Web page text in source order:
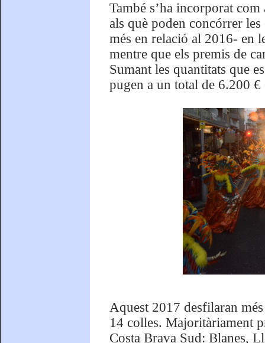
També s’ha incorporat
als què poden concórrer
més en relació al 2016- en
mentre que els premis de
Sumant les quantitats que
pugen a un total de 6.200 €
Aquest 2017 desfilaran
14 colles. Majoritàriament
Costa Brava Sud: Blanes,